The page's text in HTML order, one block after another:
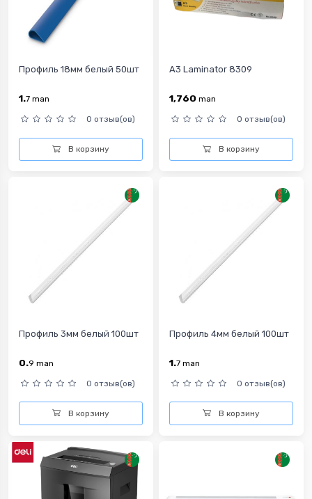
Профиль 18мм белый 50шт
1.7 man
0 отзыв(ов)
В корзину
A3 Laminator 8309
1,760 man
0 отзыв(ов)
В корзину
Профиль 3мм белый 100шт
0.9 man
0 отзыв(ов)
В корзину
Профиль 4мм белый 100шт
1.7 man
0 отзыв(ов)
В корзину